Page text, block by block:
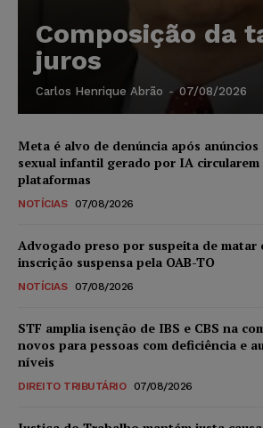
Composição da
juros
Carlos Henrique Abrão - 07/08/2026
Meta é alvo de denúncia após
sexual infantil gerado por IA circularem
plataformas
NOTÍCIAS 07/08/2026
Advogado preso por suspeita de matar
inscrição suspensa pela OAB-TO
NOTÍCIAS 07/08/2026
STF amplia isenção de IBS e CBS na
novos para pessoas com deficiência e
níveis
DIREITO TRIBUTÁRIO 07/08/2026